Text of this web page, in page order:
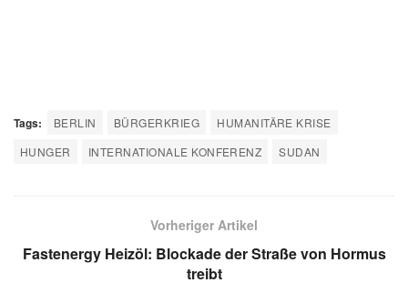
Tags: BERLIN BÜRGERKRIEG
HUMANITÄRE KRISE
HUNGER
INTERNATIONALE KONFERENZ SUDAN
Vorheriger Artikel
Fastenergy Heizöl: Blockade der Straße von Hormus
treibt